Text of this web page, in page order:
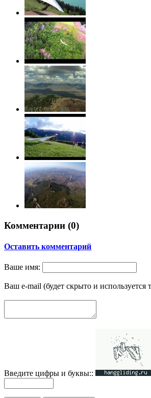
Комментарии (0)
Оставить комментарий
Ваше имя:
Ваш e-mail (будет скрыто и используется
Введите цифры и буквы::